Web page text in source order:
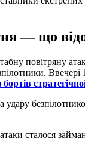
— що
повітряну
удару
сталося